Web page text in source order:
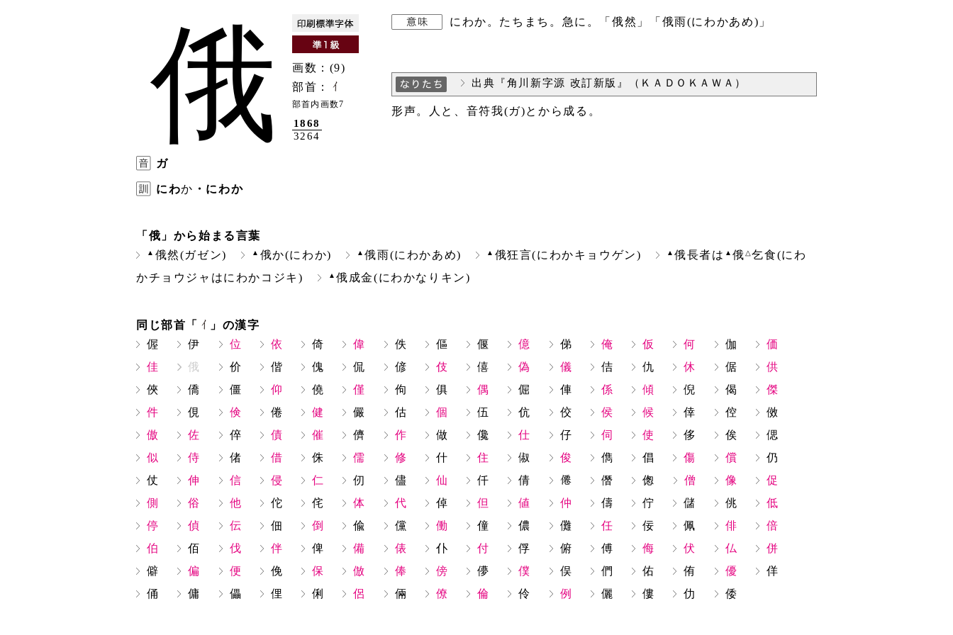
俄
画数：(9)
部首：
部首内画数7
1868
3264
ガ
にわか ・にわか
にわか。たちまち。急に。「俄然」「俄雨(にわかあめ)」
出典『角川新字源 改訂新版』（ＫＡＤＯＫＡＷＡ）
形声。人と、音符我(ガ)とから成る。
「俄」から始まる言葉
▲ 俄然(ガゼン) ▲ 俄か(にわか) ▲俄雨(にわかあめ) ▲ 俄狂言(にわかキョウゲン) ▲俄長者は ▲俄 △乞食(にわ
かチョウジャはにわかコジキ)
▲俄成金(にわかなりキン)
同じ部首「
」の漢字
偓
伊 位 依 倚 偉 佚 傴 偃 億 俤 俺 仮 何 伽
価
佳
俄 价 偕 傀 侃 偐 伎 僖 偽 儀 佶 仇 休 倨
供
俠
僑 僵 仰 僥 僅 佝 俱 偶 倔 俥 係 傾 倪 偈
傑
件
俔 倹 倦 健 儼 估 個 伍 伉 佼 侯 候 倖 倥
傚
傲
佐 倅 債 催 儕 作 做 儳 仕 仔 伺 使 侈 俟
偲
似
侍 偖 借 侏 儒 修 什 住 俶 俊 儁 倡 傷 償
仍
仗
伸 信 侵 仁 仞 儘 仙 仟 倩 僭 偬 僧 像
促
側
俗 他 佗 侘 体 代 倬 但 値 仲 儔 佇 儲 佻
低
停
偵 伝 佃 倒 偸 儻 働 僮 儂 儺 任 佞 佩 俳
倍
伯
佰 伐 伴 俾 備 俵 仆 付 俘 俯 傅 侮 伏 仏
併
僻
偏 便 俛 保 倣 俸 傍 儚 僕 俣 們 佑 侑 優
佯
俑
傭 儡 俚 俐 侶 倆 僚 倫 伶 例 儷 僂 仂 倭